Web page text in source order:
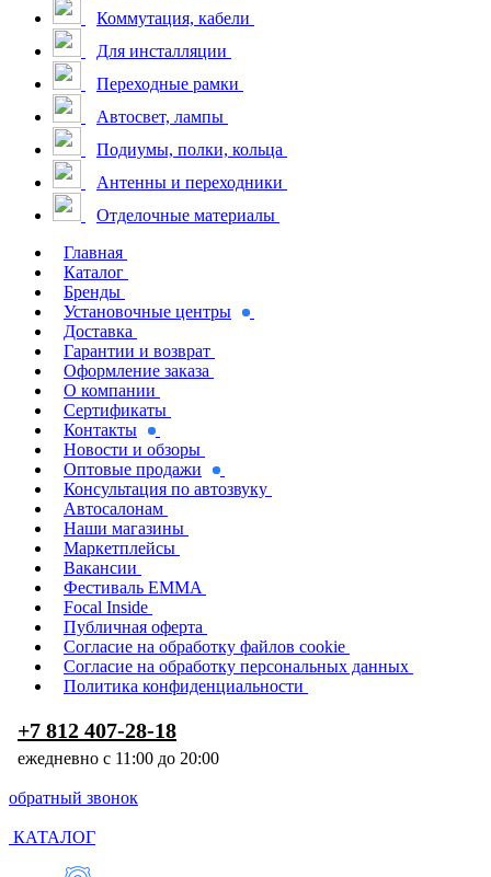
Коммутация, кабели
Для инсталляции
Переходные рамки
Автосвет, лампы
Подиумы, полки, кольца
Антенны и переходники
Отделочные материалы
Главная
Каталог
Бренды
Установочные центры
Доставка
Гарантии и возврат
Оформление заказа
О компании
Сертификаты
Контакты
Новости и обзоры
Оптовые продажи
Консультация по автозвуку
Автосалонам
Наши магазины
Маркетплейсы
Вакансии
Фестиваль EMMA
Focal Inside
Публичная оферта
Согласие на обработку файлов cookie
Согласие на обработку персональных данных
Политика конфиденциальности
+7 812 407-28-18
ежедневно с 11:00 до 20:00
обратный звонок
КАТАЛОГ